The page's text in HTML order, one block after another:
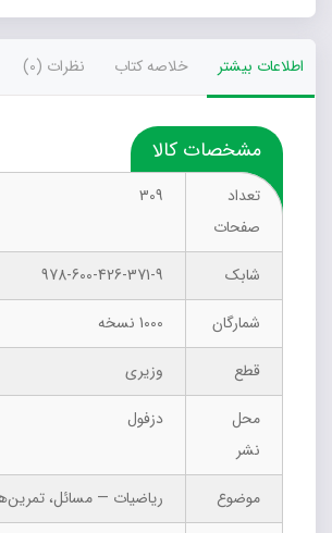
اطلاعات بیشتر خلاصه کتاب نظرات (0)
مشخصات کالا
تعداد
صفحات
309
شابک
978-600-426-371-9
شمارگان
1000 نسخه
قطع
وزیری
محل
نشر
دزفول
موضوع
ریاضیات — مسائل،